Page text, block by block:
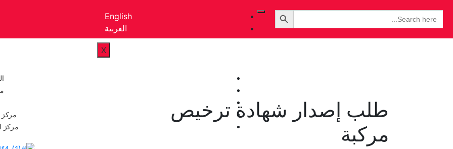
Search
for:
Search Button
English
العربية
X
مركز
مركز
طلب إصدار شهادة ترخيص
مركبة